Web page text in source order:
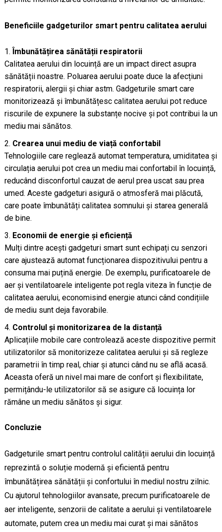
Beneficiile gadgeturilor smart pentru calitatea aerului
Îmbunătățirea sănătății respiratorii
Calitatea aerului din locuință are un impact direct asupra
sănătății noastre. Poluarea aerului poate duce la afecțiuni
respiratorii, alergii și chiar astm. Gadgeturile smart care
monitorizează și îmbunătățesc calitatea aerului pot reduce
riscurile de expunere la substanțe nocive și pot contribui la un
mediu mai sănătos.
Crearea unui mediu de viață confortabil
Tehnologiile care reglează automat temperatura, umiditatea și
circulația aerului pot crea un mediu mai confortabil în locuință,
reducând disconfortul cauzat de aerul prea uscat sau prea
umed. Aceste gadgeturi asigură o atmosferă mai plăcută,
care poate îmbunătăți calitatea somnului și starea generală
de bine.
Economii de energie și eficiență
Mulți dintre acești gadgeturi smart sunt echipați cu senzori
care ajustează automat funcționarea dispozitivului pentru a
consuma mai puțină energie. De exemplu, purificatoarele de
aer și ventilatoarele inteligente pot regla viteza în funcție de
calitatea aerului, economisind energie atunci când condițiile
de mediu sunt deja favorabile.
Controlul și monitorizarea de la distanță
Aplicațiile mobile care controlează aceste dispozitive permit
utilizatorilor să monitorizeze calitatea aerului și să regleze
parametrii în timp real, chiar și atunci când nu se află acasă.
Aceasta oferă un nivel mai mare de confort și flexibilitate,
permițându-le utilizatorilor să se asigure că locuința lor
rămâne un mediu sănătos și sigur.
Concluzie
Gadgeturile smart pentru controlul calității aerului din locuință
reprezintă o soluție modernă și eficientă pentru
îmbunătățirea sănătății și confortului în mediul nostru zilnic.
Cu ajutorul tehnologiilor avansate, precum purificatoarele de
aer inteligente, senzorii de calitate a aerului și ventilatoarele
automate, putem crea un mediu mai curat și mai sănătos